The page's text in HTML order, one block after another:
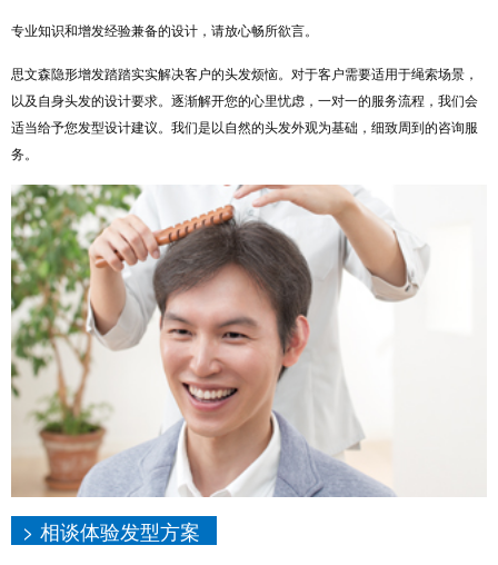
专业知识和增发经验兼备的设计，请放心畅所欲言。
思文森隐形增发踏踏实实解决客户的头发烦恼。对于客户需要适用于绳索场景，
以及自身头发的设计要求。逐渐解开您的心里忧虑，一对一的服务流程，我们会
适当给予您发型设计建议。我们是以自然的头发外观为基础，细致周到的咨询服
务。
> 相谈体验发型方案